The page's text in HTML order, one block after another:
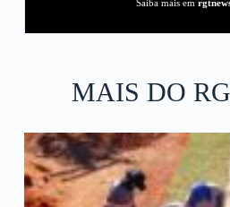
Saiba mais em
MAIS DO